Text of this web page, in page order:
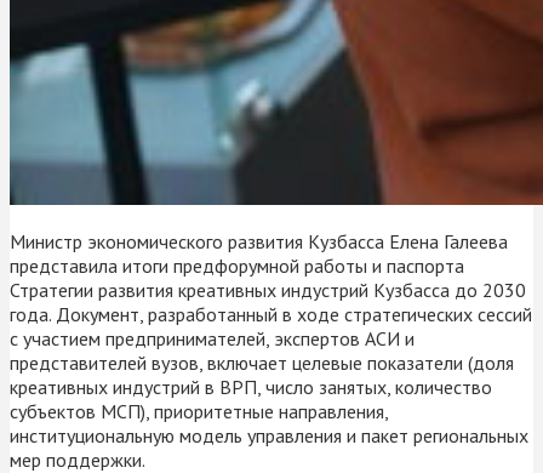
Министр экономического развития Кузбасса Елена Галеева
представила итоги предфорумной работы и паспорта
Стратегии развития креативных индустрий Кузбасса до 2030
года. Документ, разработанный в ходе стратегических сессий
с участием предпринимателей, экспертов АСИ и
представителей вузов, включает целевые показатели (доля
креативных индустрий в ВРП, число занятых, количество
субъектов МСП), приоритетные направления,
институциональную модель управления и пакет региональных
мер поддержки.